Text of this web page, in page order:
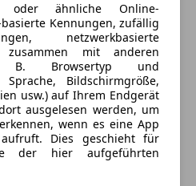
oder ähnliche Online-
Kennungen, zufällig
netzwerkbasierte
zusammen mit anderen
B. Browsertyp und
Sprache, Bildschirmgröße,
usw.) auf Ihrem Endgerät
ausgelesen werden, um
wenn es eine App
Dies geschieht für
der hier aufgeführten